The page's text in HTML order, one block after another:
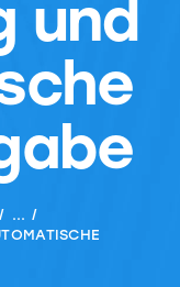
und
...